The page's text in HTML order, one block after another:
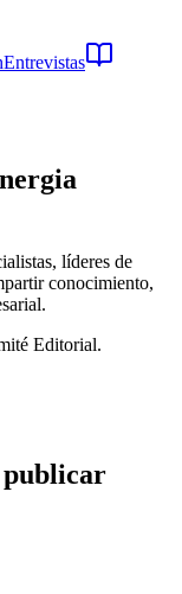
Entrevistas
líderes de
conocimiento,
Editorial.
publicar